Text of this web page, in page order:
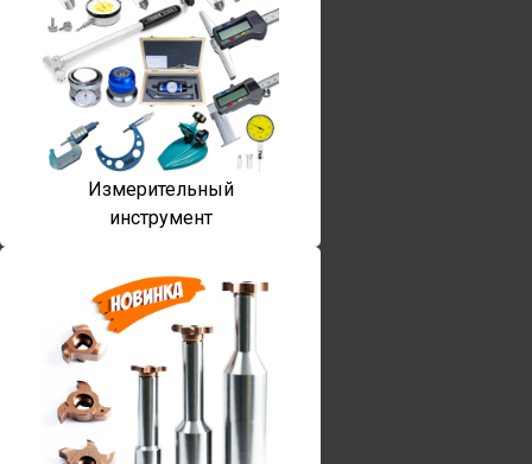
Измерительный
инструмент